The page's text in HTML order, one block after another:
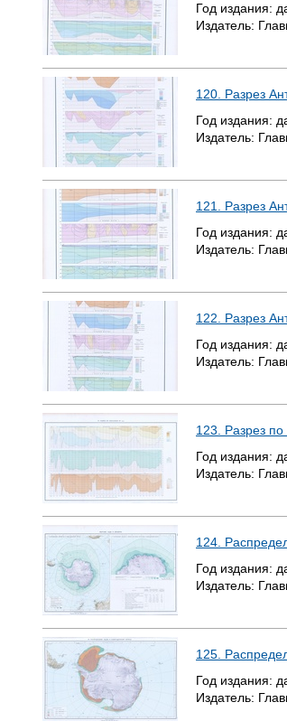
Год издания:
Издатель:
120. Разрез
Год издания:
Издатель:
121. Разрез
Год издания:
Издатель:
122. Разрез
Год издания:
Издатель:
123. Разрез
Год издания:
Издатель:
124.
Год издания:
Издатель:
125.
Год издания:
Издатель: